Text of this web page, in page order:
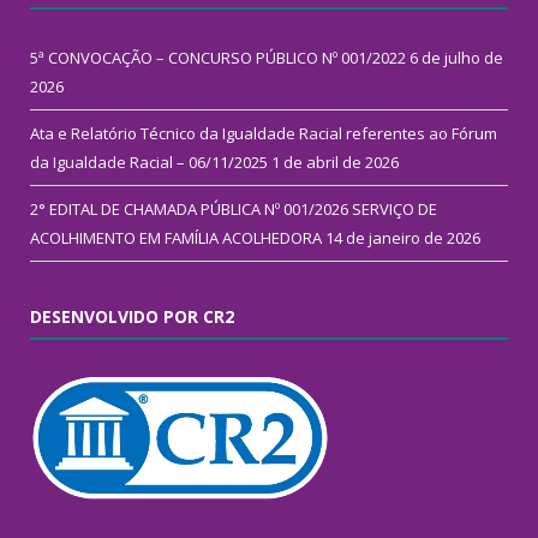
5ª CONVOCAÇÃO – CONCURSO PÚBLICO Nº 001/2022 6 de julho de
2026
Ata e Relatório Técnico da Igualdade Racial referentes ao Fórum
da Igualdade Racial – 06/11/2025 1 de abril de 2026
2° EDITAL DE CHAMADA PÚBLICA Nº 001/2026 SERVIÇO DE
ACOLHIMENTO EM FAMÍLIA ACOLHEDORA 14 de janeiro de 2026
DESENVOLVIDO POR CR2